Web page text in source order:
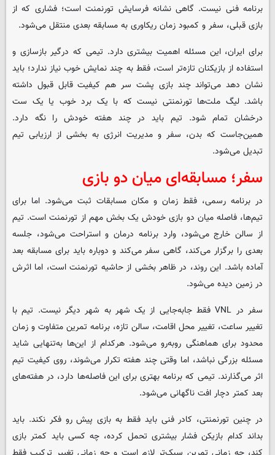
برنامه فنی نیست. گاهی نشانه فرسایش تورنمنت است؛ فشاری که از
بازی قبلی، سفر و کمبود زمان ریکاوری به مسابقه بعدی منتقل می‌شود.
برای ایران، این مسئله اهمیت بیشتری دارد. تیمی که درگیر بازسازی و
استفاده از بازیکنان تازه‌تر است، فقط به چند نمایش خوب نیاز ندارد؛ باید
نشان دهد می‌تواند چند بازی پشت سر هم کیفیت قابل قبول داشته
باشد. لیگ ملت‌ها تورنمنتی نیست که با یک برد خوب یا یک ست
درخشان تمام شود. تیم باید در چند هفته خودش را نگه دارد.
همین‌جاست که بدن، سفر و مدیریت انرژی به بخشی از ارزیابی تیم
تبدیل می‌شود.
سفر؛ مسابقه‌ای میان دو بازی
در برنامه رسمی، فقط زمان و مکان مسابقات ثبت می‌شود. اما برای
تیم‌ها، فاصله میان دو بازی خودش یک بخش مهم از تورنمنت است. تیم
از سالن خارج می‌شود، وارد برنامه درمان و استراحت می‌شود، جلسه
بعدی را برگزار می‌کند، گاهی سفر می‌کند و دوباره باید برای مسابقه بعد
آماده باشد. این روند، در ظاهر بخشی از حاشیه تورنمنت است، اما اثرش
در زمین دیده می‌شود.
سفر در VNL فقط جابه‌جایی از یک شهر به شهر دیگر نیست. تیم با
تغییر ساعت، تغییر محل اقامت، سالن تازه، برنامه تمرین متفاوت و زمان
محدود برای هماهنگی روبه‌رو می‌شود. هرکدام از این‌ها به‌تنهایی شاید
مسئله بزرگی نباشد، اما وقتی چند هفته تکرار می‌شوند، روی کیفیت تیم
اثر می‌گذارند. تیمی که برنامه بهتری برای این فاصله‌ها دارد، در هفته‌های
بعد کمتر دچار افت ناگهانی می‌شود.
در چنین تورنمنتی، کادر فنی باید فقط به بازی پیش رو فکر نکند. باید
بداند کدام بازیکن فشار بیشتری تحمل کرده، چه کسی باید کمتر بازی